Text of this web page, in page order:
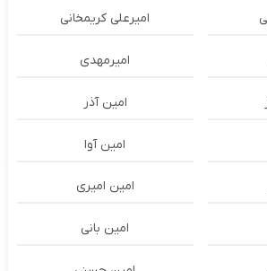
امیرعلی کریمخانی
امیرمهدی
امین آذر
امین آوا
امین امیری
امین بانی